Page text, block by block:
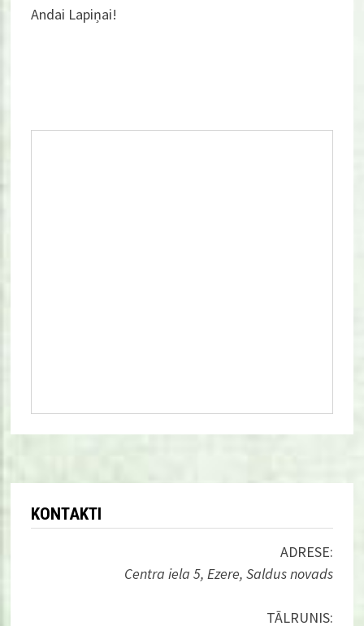
Andai Lapiņai!
KONTAKTI
ADRESE:
Centra iela 5, Ezere, Saldus novads
TĀLRUNIS: